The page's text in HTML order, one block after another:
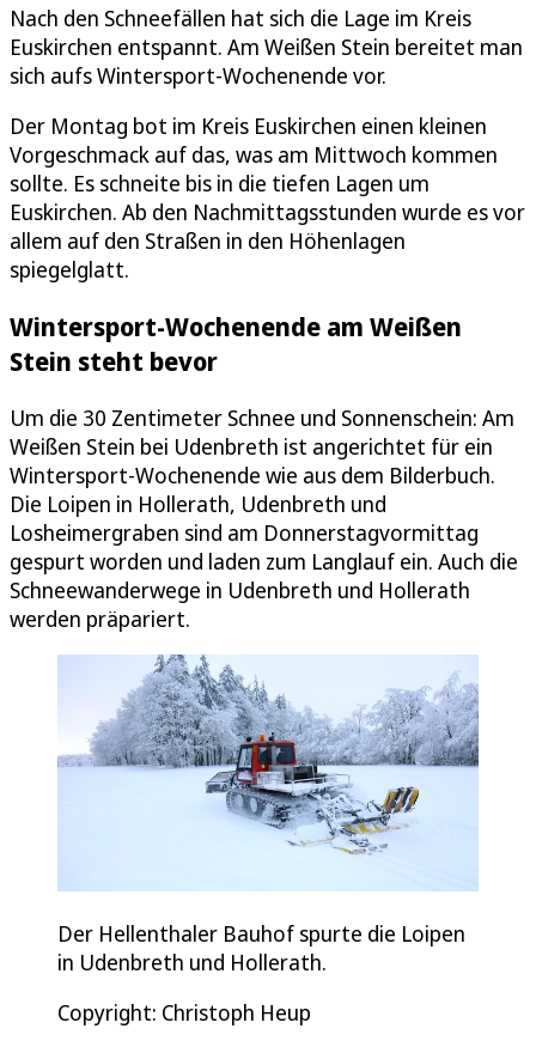
Nach den Schneefällen hat sich die Lage im Kreis
Euskirchen entspannt. Am Weißen Stein bereitet man
sich aufs Wintersport-Wochenende vor.
Der Montag bot im Kreis Euskirchen einen kleinen
Vorgeschmack auf das, was am Mittwoch kommen
sollte. Es schneite bis in die tiefen Lagen um
Euskirchen. Ab den Nachmittagsstunden wurde es vor
allem auf den Straßen in den Höhenlagen
spiegelglatt.
Wintersport-Wochenende am Weißen
Stein steht bevor
Um die 30 Zentimeter Schnee und Sonnenschein: Am
Weißen Stein bei Udenbreth ist angerichtet für ein
Wintersport-Wochenende wie aus dem Bilderbuch.
Die Loipen in Hollerath, Udenbreth und
Losheimergraben sind am Donnerstagvormittag
gespurt worden und laden zum Langlauf ein. Auch die
Schneewanderwege in Udenbreth und Hollerath
werden präpariert.
Der Hellenthaler Bauhof spurte die Loipen
in Udenbreth und Hollerath.
Copyright: Christoph Heup